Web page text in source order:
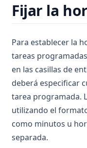
Fijar la
Para establecer la
tareas
en las casillas de
deberá especificar
tarea programada.
utilizando el
como minutos u
separada.